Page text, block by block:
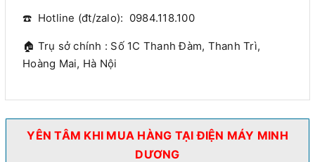
☎️ Hotline (đt/zalo): 0984.118.100
🏠 Trụ sở chính : Số 1C Thanh Đàm, Thanh Trì,
Hoàng Mai, Hà Nội
YÊN TÂM KHI MUA HÀNG TẠI ĐIỆN MÁY MINH
DƯƠNG